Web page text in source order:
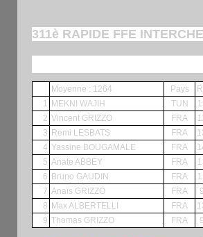
311è RAPIDE FFE
Moyenne : 1264 Pays
1
MEKNI WAJIH TUN
2 Vincent GRIZZO FRA
3 Remi LESBATS FRA
4 Yassine BOUGAMALE FRA
5 Anate ABBEY FRA
6 Bruno GAUDIN FRA
7 Anaïs GRIZZO FRA
8 Max ALBERTELLI FRA
9 Thomas GRIZZO FRA